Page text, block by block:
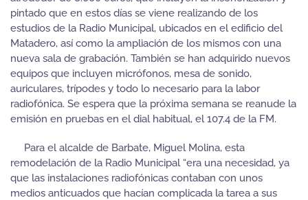
pintado que en estos días se viene realizando de los
estudios de la Radio Municipal, ubicados en el edificio del
Matadero, así como la ampliación de los mismos con una
nueva sala de grabación. También se han adquirido nuevos
equipos que incluyen micrófonos, mesa de sonido,
auriculares, trípodes y todo lo necesario para la labor
radiofónica. Se espera que la próxima semana se reanude la
emisión en pruebas en el dial habitual, el 107.4 de la FM.
Para el alcalde de Barbate, Miguel Molina, esta
remodelación de la Radio Municipal “era una necesidad, ya
que las instalaciones radiofónicas contaban con unos
medios anticuados que hacían complicada la tarea a sus